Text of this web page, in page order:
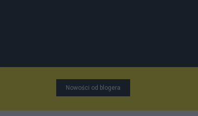
Nowości od blogera